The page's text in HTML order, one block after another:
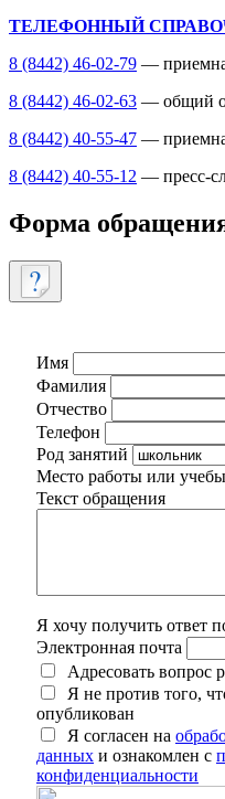
ТЕЛЕФОННЫЙ
8 (8442) 46-02-79 —
8 (8442) 46-02-63 — общий
8 (8442) 40-55-47 —
8 (8442) 40-55-12 — пресс-
Форма
Имя
Фамилия
Отчество
Телефон
Род занятий
Место работы или учебы
Текст обращения
Я хочу получить ответ
Электронная почта
Адресовать вопрос
Я не против того,
опубликован
Я согласен на
данных и ознакомлен с
конфиденциальности